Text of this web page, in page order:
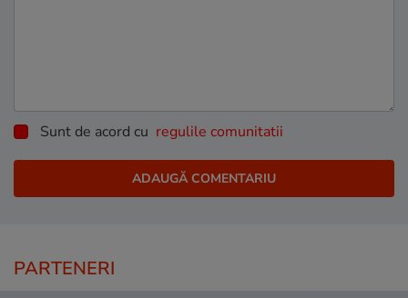
Sunt de acord cu regulile comunitatii
PARTENERI